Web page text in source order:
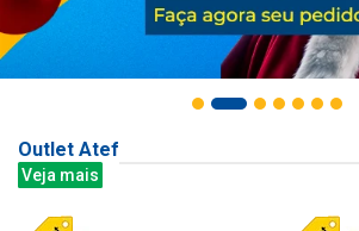
Outlet Atef
Veja mais